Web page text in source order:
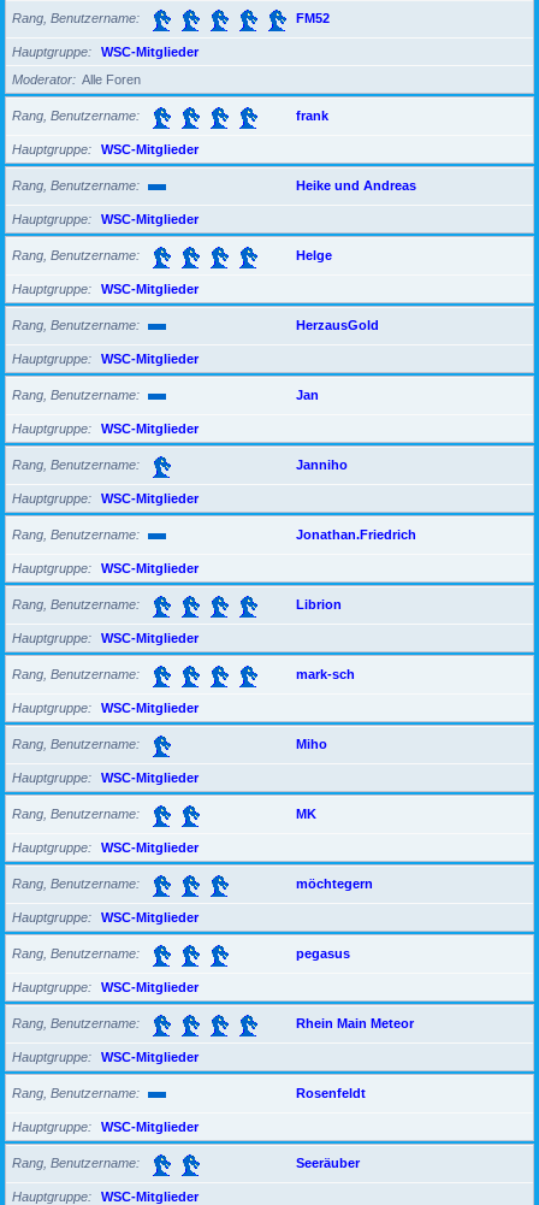
Rang, Benutzername FM52
Hauptgruppe
WSC-Mitglieder
Moderator
Alle Foren
Rang, Benutzername frank
Hauptgruppe WSC-Mitglieder
Rang, Benutzername Heike und Andreas
Hauptgruppe WSC-Mitglieder
Rang, Benutzername Helge
Hauptgruppe WSC-Mitglieder
Rang, Benutzername HerzausGold
Hauptgruppe WSC-Mitglieder
Rang, Benutzername Jan
Hauptgruppe WSC-Mitglieder
Rang, Benutzername Janniho
Hauptgruppe WSC-Mitglieder
Rang, Benutzername Jonathan.Friedrich
Hauptgruppe WSC-Mitglieder
Rang, Benutzername Librion
Hauptgruppe WSC-Mitglieder
Rang, Benutzername mark-sch
Hauptgruppe WSC-Mitglieder
Rang, Benutzername Miho
Hauptgruppe WSC-Mitglieder
Rang, Benutzername MK
Hauptgruppe WSC-Mitglieder
Rang, Benutzername möchtegern
Hauptgruppe WSC-Mitglieder
Rang, Benutzername pegasus
Hauptgruppe WSC-Mitglieder
Rang, Benutzername Rhein Main Meteor
Hauptgruppe WSC-Mitglieder
Rang, Benutzername Rosenfeldt
Hauptgruppe WSC-Mitglieder
Rang, Benutzername Seeräuber
Hauptgruppe WSC-Mitglieder